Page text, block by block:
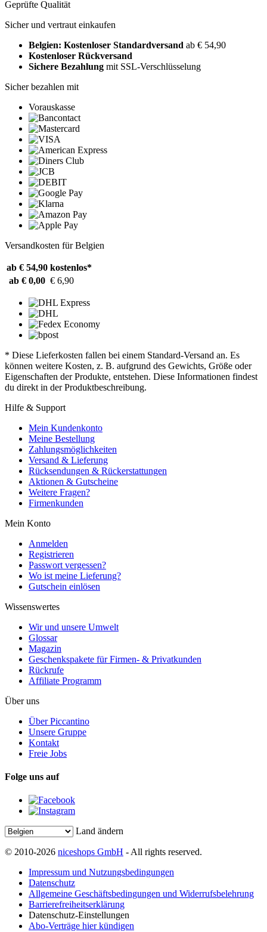
Geprüfte Qualität
Sicher und vertraut einkaufen
Belgien: Kostenloser Standardversand ab € 54,90
Kostenloser Rückversand
Sichere Bezahlung mit SSL-Verschlüsselung
Sicher bezahlen mit
Vorauskasse
Versandkosten für Belgien
ab € 54,90 kostenlos*
ab € 0,00 € 6,90
* Diese Lieferkosten fallen bei einem Standard-Versand an. Es
können weitere Kosten, z. B. aufgrund des Gewichts, Größe oder
Eigenschaften der Produkte, entstehen. Diese Informationen findest
du direkt in der Produktbeschreibung.
Hilfe & Support
Mein Kundenkonto
Meine Bestellung
Zahlungsmöglichkeiten
Versand & Lieferung
Rücksendungen & Rückerstattungen
Aktionen & Gutscheine
Weitere Fragen?
Firmenkunden
Mein Konto
Anmelden
Registrieren
Passwort vergessen?
Wo ist meine Lieferung?
Gutschein einlösen
Wissenswertes
Wir und unsere Umwelt
Glossar
Magazin
Geschenkspakete für Firmen- & Privatkunden
Rückrufe
Affiliate Programm
Über uns
Über Piccantino
Unsere Gruppe
Kontakt
Freie Jobs
Folge uns auf
Land ändern
© 2010-2026 niceshops GmbH - All rights reserved.
Impressum und Nutzungsbedingungen
Datenschutz
Allgemeine Geschäftsbedingungen und Widerrufsbelehrung
Barrierefreiheitserklärung
Datenschutz-Einstellungen
Abo-Verträge hier kündigen